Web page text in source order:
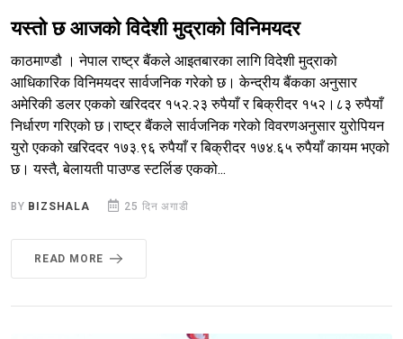
यस्तो छ आजको विदेशी मुद्राको विनिमयदर
काठमाण्डौ । नेपाल राष्ट्र बैंकले आइतबारका लागि विदेशी मुद्राको
आधिकारिक विनिमयदर सार्वजनिक गरेको छ। केन्द्रीय बैंकका अनुसार
अमेरिकी डलर एकको खरिददर १५२.२३ रुपैयाँ र बिक्रीदर १५२।८३ रुपैयाँ
निर्धारण गरिएको छ।राष्ट्र बैंकले सार्वजनिक गरेको विवरणअनुसार युरोपियन
युरो एकको खरिददर १७३.९६ रुपैयाँ र बिक्रीदर १७४.६५ रुपैयाँ कायम भएको
छ। यस्तै, बेलायती पाउण्ड स्टर्लिङ एकको...
BY BIZSHALA 25 दिन अगाडी
READ MORE